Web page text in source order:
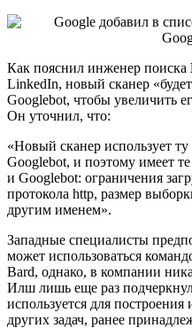
Как пояснил инженер поиска
LinkedIn, новый сканер
Googlebot, чтобы увеличить
Он уточнил, что:
«Новый сканер использует
Googlebot, и поэтому имеет
и Googlebot: ограничения
протокола http, размер
другим именем».
Западные специалисты
может использоваться
Bard, однако, в компании
Илш лишь еще раз
используется для
других задач, ранее